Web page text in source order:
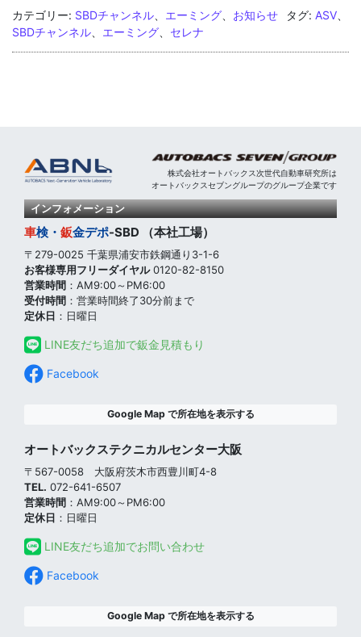
カテゴリー: SBDチャンネル エーミング お知らせ タグ: ASV
SBDチャンネル
エーミング セレナ
株式会社オートバックス次世代自動車研究所は
オートバックスセブングループのグループ企業です
インフォメーション
車検・ 鈑金デポ-SBD （本社工場）
〒279-0025 千葉県浦安市鉄鋼通り3-1-6
お客様専用フリーダイヤル0120-82-8150
営業時間 ：AM9:00～PM6:00
受付時間 ：営業時間終了30分前まで
定休日 ：日曜日
LINE友だち追加で鈑金見積もり
Facebook
Google Map で所在地を表示する
オートバックステクニカルセンター大阪
〒567-0058 大阪府茨木市西豊川町4-8
TEL. 072-641-6507
営業時間 ：AM9:00～PM6:00
定休日 ：日曜日
LINE友だち追加でお問い合わせ
Facebook
Google Map で所在地を表示する